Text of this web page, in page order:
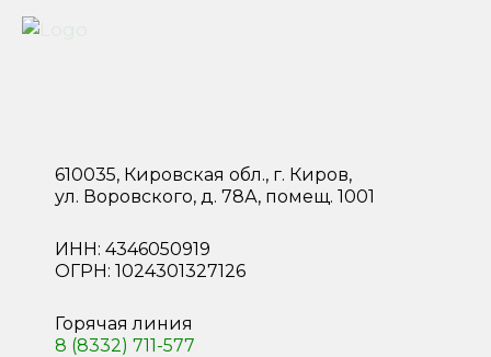
610035, Кировская обл., г. Киров,
ул. Воровского, д. 78А, помещ. 1001
ИНН: 4346050919
ОГРН: 1024301327126
Горячая линия
8 (8332) 711-577